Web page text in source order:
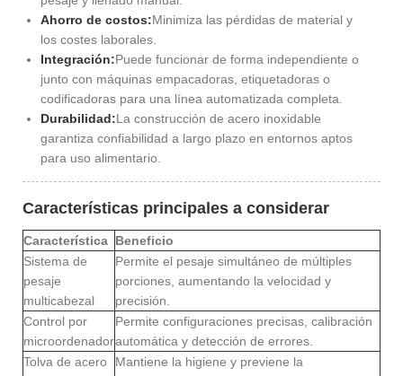
Ahorro de costos:Minimiza las pérdidas de material y
los costes laborales.
Integración:Puede funcionar de forma independiente o
junto con máquinas empacadoras, etiquetadoras o
codificadoras para una línea automatizada completa.
Durabilidad:La construcción de acero inoxidable
garantiza confiabilidad a largo plazo en entornos aptos
para uso alimentario.
Características principales a considerar
Característica Beneficio
Sistema de
pesaje
multicabezal
Permite el pesaje simultáneo de múltiples
porciones, aumentando la velocidad y
precisión.
Control por
microordenador
Permite configuraciones precisas, calibración
automática y detección de errores.
Tolva de acero
Mantiene la higiene y previene la